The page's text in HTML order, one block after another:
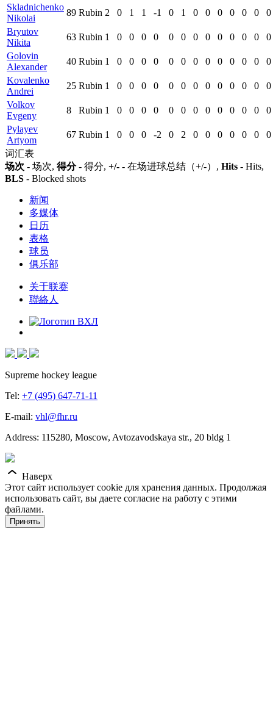
Skladnichenko
Nikolai
89 Rubin 2 0 1 1 -1 0 1 0 0 0 0 0 0
0
Bryutov
Nikita
63 Rubin 1 0 0 0 0 0 0 0 0 0 0 0 0
0
Golovin
Alexander
40 Rubin 1 0 0 0 0 0 0 0 0 0 0 0 0
0
Kovalenko
Andrei
25 Rubin 1 0 0 0 0 0 0 0 0 0 0 0 0
0
Volkov
Evgeny
8 Rubin 1 0 0 0 0 0 0 0 0 0 0 0 0
0
Pylayev
Artyom
67 Rubin 1 0 0 0 -2 0 2 0 0 0 0 0 0
0
词汇表
场次 - 场次, 得分- 得分, +/- - 在场进球总结（+/-）, Hits - Hits,
BLS - Blocked shots
新闻
多媒体
日历
表格
球员
俱乐部
关于联赛
聯絡人
Supreme hockey league
Tel: +7 (495) 647-71-11
E-mail: vhl@fhr.ru
Address: 115280, Moscow, Avtozavodskaya str., 20 bldg 1
Наверх
Этот сайт использует cookie для хранения данных. Продолжая
использовать сайт, вы даете согласие на работу с этими
файлами.
Принять